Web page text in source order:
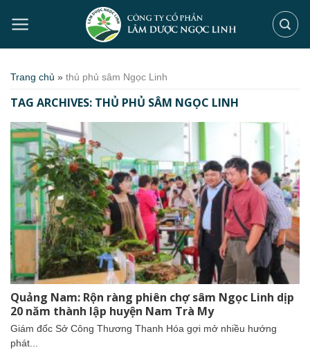
Trang chủ » thủ phủ sâm Ngọc Linh
TAG ARCHIVES: THỦ PHỦ SÂM NGỌC LINH
Quảng Nam: Rộn ràng phiên chợ sâm Ngọc Linh dịp
20 năm thành lập huyện Nam Trà My
Giám đốc Sở Công Thương Thanh Hóa gợi mở nhiều hướng
phát...